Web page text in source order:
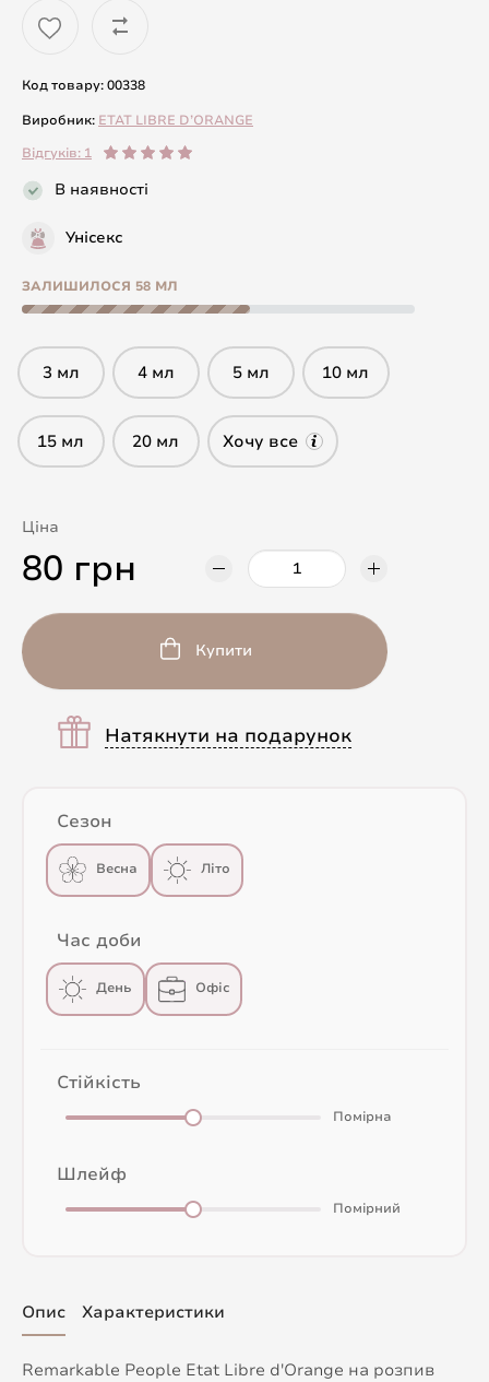
Код товару: 00338
Виробник: ETAT LIBRE D’ORANGE
Відгуків: 1
В наявності
Унісекс
ЗАЛИШИЛОСЯ 58 МЛ
3 мл 4 мл 5 мл 10 мл
15 мл 20 мл Хочу все
Ціна
80 грн
Купити
Натякнути на подарунок
Сезон
Весна Літо
Час доби
День Офіс
Стійкість
Помірна
Шлейф
Помірний
Опис Характеристики
Remarkable People Etat Libre d'Orange на розпив